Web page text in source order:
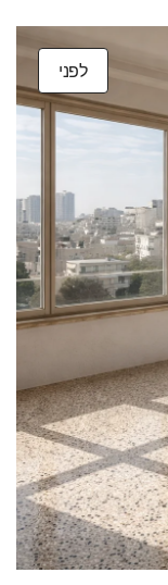
לפני